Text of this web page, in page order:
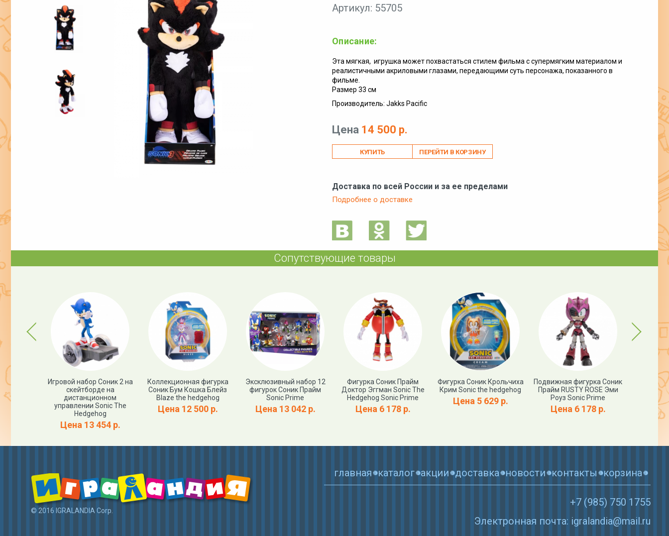
Артикул: 55705
Описание:
Эта мягкая, игрушка может похвастаться стилем фильма с супермягким материалом и
реалистичными акриловыми глазами, передающими суть персонажа, показанного в
фильме.
Размер 33 см
Производитель: Jakks Pacific
Цена 14 500 р.
ПЕРЕЙТИ В КОРЗИНУ
Доставка по всей России и за ее пределами
Подробнее о доставке
Сопутствующие товары
Previous
Соник
Игровой набор Соник 2 на
скейтборде на
дистанционном
управлении Sonic The
Hedgehog
Цена 13 454 р.
Коллекционная фигурка
Соник Бум Кошка Блейз
Blaze the hedgehog
Цена 12 500 р.
Эксклюзивный набор 12
фигурок Соник Прайм
Sonic Prime
Цена 13 042 р.
Фигурка Соник Прайм
Доктор Эггман Sonic The
Hedgehog Sonic Prime
Цена 6 178 р.
Фигурка Соник Крольчиха
Крим Sonic the hedgehog
Цена 5 629 р.
Подвижная фигурка Соник
Прайм RUSTY ROSE Эми
Роуз Sonic Prime
Цена 6 178 р.
Соник
Next
© 2016 IGRALANDIA Corp.
главная каталог акции доставка новости контакты корзина
+7 (985) 750 1755
Электронная почта: igralandia@mail.ru